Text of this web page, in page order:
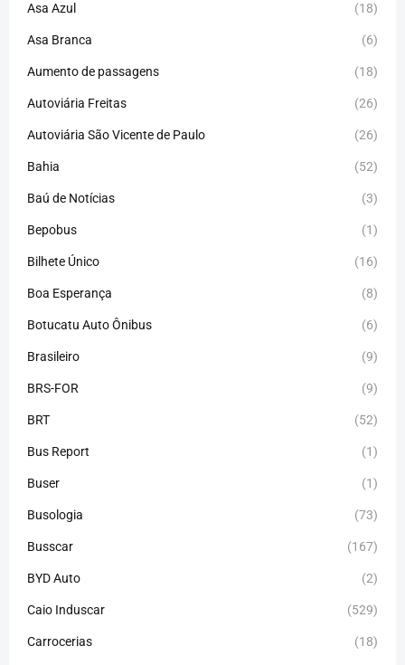
Asa Azul (18)
Asa Branca (6)
Aumento de passagens (18)
Autoviária Freitas (26)
Autoviária São Vicente de Paulo (26)
Bahia (52)
Baú de Notícias (3)
Bepobus (1)
Bilhete Único (16)
Boa Esperança (8)
Botucatu Auto Ônibus (6)
Brasileiro (9)
BRS-FOR (9)
BRT (52)
Bus Report (1)
Buser (1)
Busologia (73)
Busscar (167)
BYD Auto (2)
Caio Induscar (529)
Carrocerias (18)